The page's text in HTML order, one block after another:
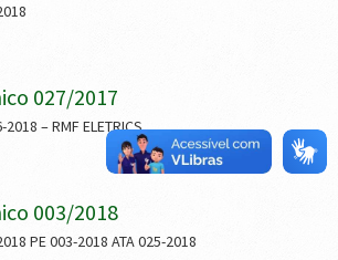
027/2017
– RMF ELETRICS
003/2018
PE 003-2018 ATA 025-2018